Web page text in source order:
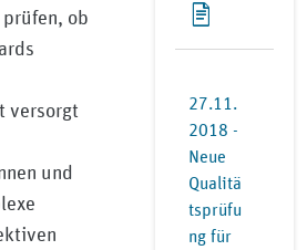
ob
versorgt
und
27.11.
2018 -
Neue
Qualitä
tsprüfu
ng für